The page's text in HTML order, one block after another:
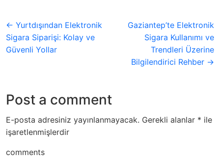
← Yurtdışından Elektronik
Sigara Siparişi: Kolay ve
Güvenli Yollar
Gaziantep’te Elektronik
Sigara Kullanımı ve
Trendleri Üzerine
Bilgilendirici Rehber →
Post a comment
E-posta adresiniz yayınlanmayacak. Gerekli alanlar * ile
işaretlenmişlerdir
comments